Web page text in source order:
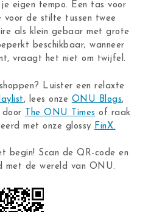
eigen tempo. Een tas voor
voor de stilte tussen twee
als klein gebaar met grote
beschikbaar; wanneer
vraagt het niet om twijfel.
Luister een relaxte
, lees onze ONU Blogs,
door
The ONU Times of raak
met onze glossy FinX.
begin! Scan de QR-code en
met de wereld van ONU.